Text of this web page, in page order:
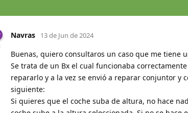
Navras 13 de Jun de 2024
Buenas, quiero consultaros un caso que me tiene
Se trata de un Bx el cual funcionaba
repararlo y a la vez se envió a reparar conjuntor y
siguiente:
Si quieres que el coche suba de altura, no hace